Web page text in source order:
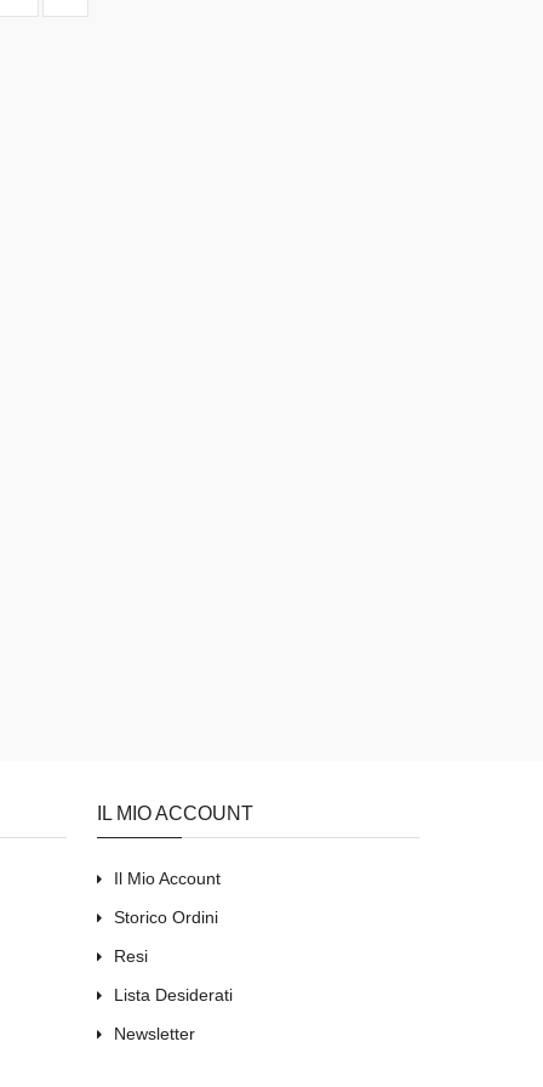
IL MIO ACCOUNT
Il Mio Account
Storico Ordini
Resi
Lista Desiderati
Newsletter